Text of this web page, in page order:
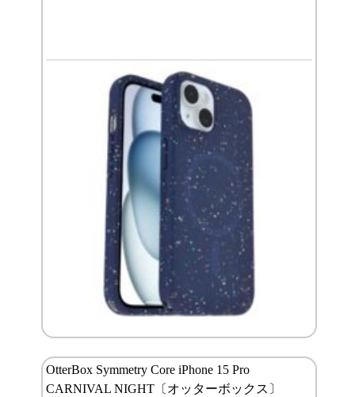
OtterBox Symmetry Core iPhone 15 Pro
CARNIVAL NIGHT〔オッターボックス〕